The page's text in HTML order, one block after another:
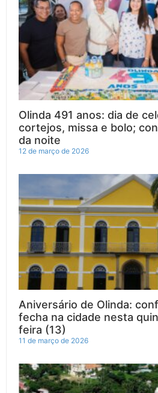
Olinda 491 anos: dia de
cortejos, missa e bolo;
da noite
12 de março de 2026
Aniversário de Olinda:
fecha na cidade nesta
feira (13)
11 de março de 2026